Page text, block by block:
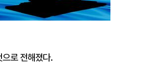
로 전해졌다.